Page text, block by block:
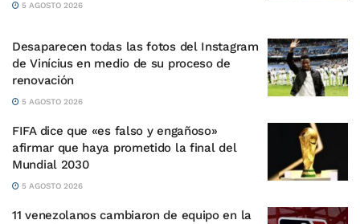
5 AGOSTO 2026
Desaparecen todas las fotos del Instagram
de Vinícius en medio de su proceso de
renovación
5 AGOSTO 2026
FIFA dice que «es falso y engañoso»
afirmar que haya prometido la final del
Mundial 2030
5 AGOSTO 2026
11 venezolanos cambiaron de equipo en la